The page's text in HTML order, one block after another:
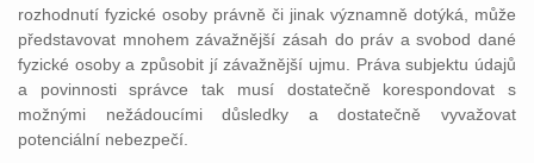
rozhodnutí fyzické osoby právně či jinak významně dotýká, může
představovat mnohem závažnější zásah do práv a svobod dané
fyzické osoby a způsobit jí závažnější ujmu. Práva subjektu údajů
a povinnosti správce tak musí dostatečně korespondovat s
možnými nežádoucími důsledky a dostatečně vyvažovat
potenciální nebezpečí.